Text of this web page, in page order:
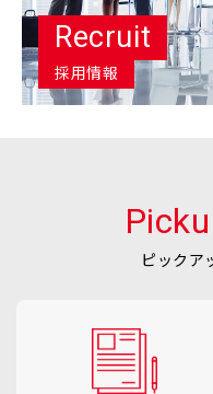
Recruit
採用情報
ピックア